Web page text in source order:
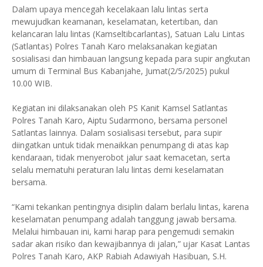
Dalam upaya mencegah kecelakaan lalu lintas serta
mewujudkan keamanan, keselamatan, ketertiban, dan
kelancaran lalu lintas (Kamseltibcarlantas), Satuan Lalu Lintas
(Satlantas) Polres Tanah Karo melaksanakan kegiatan
sosialisasi dan himbauan langsung kepada para supir angkutan
umum di Terminal Bus Kabanjahe, Jumat(2/5/2025) pukul
10.00 WIB.
Kegiatan ini dilaksanakan oleh PS Kanit Kamsel Satlantas
Polres Tanah Karo, Aiptu Sudarmono, bersama personel
Satlantas lainnya. Dalam sosialisasi tersebut, para supir
diingatkan untuk tidak menaikkan penumpang di atas kap
kendaraan, tidak menyerobot jalur saat kemacetan, serta
selalu mematuhi peraturan lalu lintas demi keselamatan
bersama.
“Kami tekankan pentingnya disiplin dalam berlalu lintas, karena
keselamatan penumpang adalah tanggung jawab bersama.
Melalui himbauan ini, kami harap para pengemudi semakin
sadar akan risiko dan kewajibannya di jalan,” ujar Kasat Lantas
Polres Tanah Karo, AKP Rabiah Adawiyah Hasibuan, S.H.